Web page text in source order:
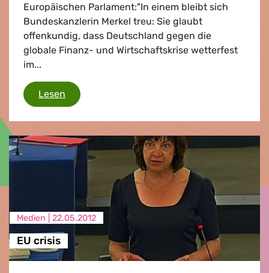
Europäischen Parlament:"In einem bleibt sich
Bundeskanzlerin Merkel treu: Sie glaubt
offenkundig, dass Deutschland gegen die
globale Finanz- und Wirtschaftskrise wetterfest
im...
Lesen EU-Gipfel
Medien | 22.05.2012
EU crisis